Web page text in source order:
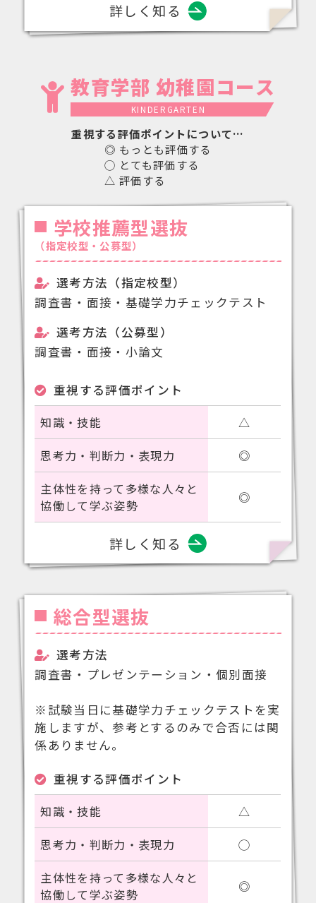
詳しく知る
教育学部 幼稚園コース
KINDERGARTEN
重視する評価ポイントについて…
◎ もっとも評価する
◯ とても評価する
△ 評価する
学校推薦型選抜
（指定校型・公募型）
選考方法（指定校型）
調査書・面接・基礎学力チェックテスト
選考方法（公募型）
調査書・面接・小論文
重視する評価ポイント
知識・技能
△
思考力・判断力・表現力
◎
主体性を持って多様な人々と
協働して学ぶ姿勢
◎
詳しく知る
総合型選抜
選考方法
調査書・プレゼンテーション・個別面接
※試験当日に基礎学力チェックテストを実
施しますが、参考とするのみで合否には関
係ありません。
重視する評価ポイント
知識・技能
△
思考力・判断力・表現力
◯
主体性を持って多様な人々と
協働して学ぶ姿勢
◎